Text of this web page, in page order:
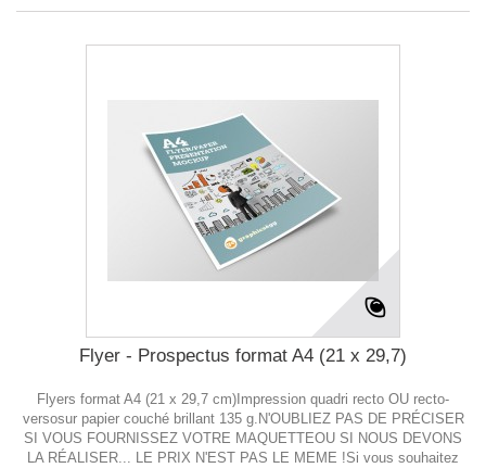
Flyer - Prospectus format A4 (21 x 29,7)
Flyers format A4 (21 x 29,7 cm)Impression quadri recto OU recto-
versosur papier couché brillant 135 g.N'OUBLIEZ PAS DE PRÉCISER
SI VOUS FOURNISSEZ VOTRE MAQUETTEOU SI NOUS DEVONS
LA RÉALISER... LE PRIX N'EST PAS LE MEME !Si vous souhaitez